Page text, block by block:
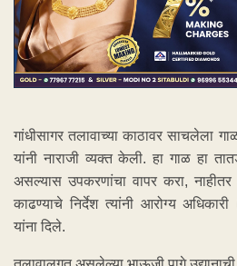
गांधीसागर तलावाच्या काठावर साचलेला
यांनी नाराजी व्यक्त केली. हा गाळ हा
असल्यास उपकरणांचा वापर करा,
काढण्याचे निर्देश त्यांनी आरोग्य अधिकारी
यांना दिले.